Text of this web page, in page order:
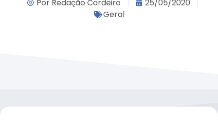
Por Redação Cordeiro
25/05/2020
Geral